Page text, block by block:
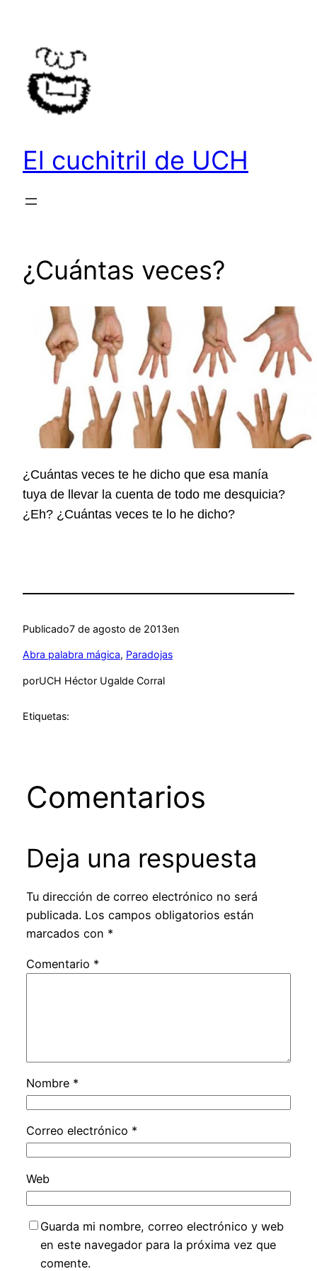
contenido
El cuchitril de UCH
¿Cuántas veces?
¿Cuántas veces te he dicho que esa manía
tuya de llevar la cuenta de todo me desquicia?
¿Eh? ¿Cuántas veces te lo he dicho?
Publicado7 de agosto de 2013en
Abra palabra mágica, Paradojas
porUCH Héctor Ugalde Corral
Etiquetas:
Comentarios
Deja una respuesta
Tu dirección de correo electrónico no será
publicada. Los campos obligatorios están
marcados con *
Comentario *
Nombre *
Correo electrónico *
Web
Guarda mi nombre, correo electrónico y web
en este navegador para la próxima vez que
comente.